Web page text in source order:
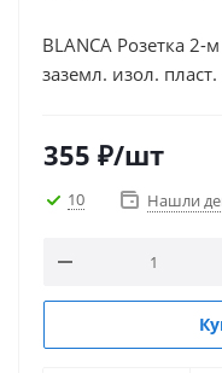
BLANCA Розетка
заземл. изол. пласт.
355 ₽/шт
10 Нашли